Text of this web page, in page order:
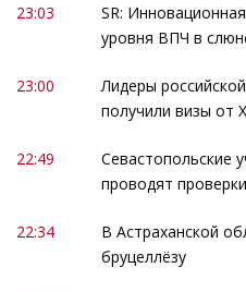
23:03
SR:
уровня ВПЧ в
23:00
Лидеры
получили визы от
22:49
Севастопольские
проводят
22:34
В Астраханской
бруцеллёзу